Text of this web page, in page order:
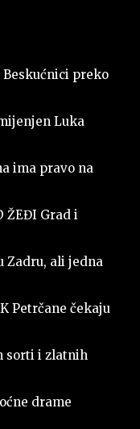
Beskućnici preko
Luka
ima pravo na
ŽEĐI Grad i
Zadru, ali jedna
Petrčane čekaju
sorti i zlatnih
drame